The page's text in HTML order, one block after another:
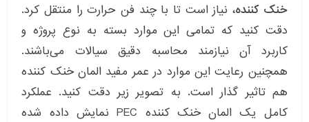
خنک کننده، نیاز است تا با چند فن حرارت را منتقل کرد.
دقت کنید که تمامی این موارد بسته به نوع پروژه و
کاربرد آن نیازمند محاسبه دقیق سیالات می‌باشند.
همچنین رعایت این موارد در عمر مفید المان خنک کننده
هم تاثیر گذار است. به تصویر زیر دقت کنید. عملکرد
کامل یک المان خنک کننده PEC نمایش داده شده